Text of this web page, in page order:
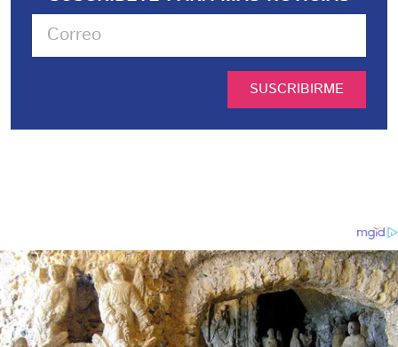
SUSCRIBIRME